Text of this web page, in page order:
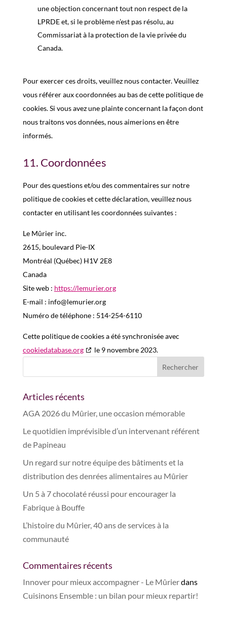
une objection concernant tout non respect de la
LPRDE et, si le problème n’est pas résolu, au
Commissariat à la protection de la vie privée du
Canada.
Pour exercer ces droits, veuillez nous contacter. Veuillez
vous référer aux coordonnées au bas de cette politique de
cookies. Si vous avez une plainte concernant la façon dont
nous traitons vos données, nous aimerions en être
informés.
11. Coordonnées
Pour des questions et/ou des commentaires sur notre
politique de cookies et cette déclaration, veuillez nous
contacter en utilisant les coordonnées suivantes :
Le Mûrier inc.
2615, boulevard Pie-IX
Montréal (Québec) H1V 2E8
Canada
Site web : https://lemurier.org
E-mail : info@lemurier.org
Numéro de téléphone : 514-254-6110
Cette politique de cookies a été synchronisée avec
cookiedatabase.org
le 9 novembre 2023.
Articles récents
AGA 2026 du Mûrier, une occasion mémorable
Le quotidien imprévisible d’un intervenant référent
de Papineau
Un regard sur notre équipe des bâtiments et la
distribution des denrées alimentaires au Mûrier
Un 5 à 7 chocolaté réussi pour encourager la
Fabrique à Bouffe
L’histoire du Mûrier, 40 ans de services à la
communauté
Commentaires récents
Innover pour mieux accompagner - Le Mûrierdans
Cuisinons Ensemble : un bilan pour mieux repartir!